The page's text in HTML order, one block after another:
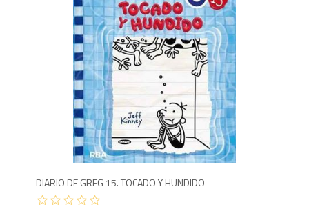
DIARIO DE GREG 15. TOCADO Y HUNDIDO